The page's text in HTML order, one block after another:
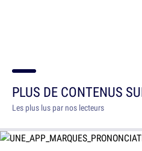
PLUS DE CONTENUS
Les plus lus par nos lecteurs